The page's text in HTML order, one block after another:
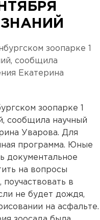
зоопарке 1
сообщила
Екатерина
зоопарке 1
сообщила научный
Уварова. Для
программа. Юные
документальное
на вопросы
в
не будет дождя,
на асфальте.